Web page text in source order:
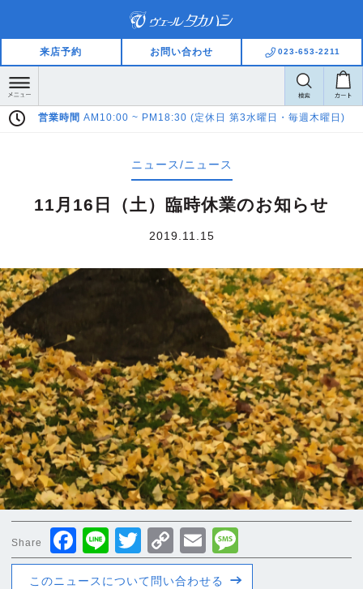
来店予約 お問い合わせ 023-653-2211
営業時間AM10:00 ~ PM18:30 (定休日 第3水曜日・毎週木曜日)
ニュース/ニュース
11月16日（土）臨時休業のお知らせ
2019.11.15
Share Facebook
LineTwitter
Copy
Link
Email
このニュースについて問い合わせる